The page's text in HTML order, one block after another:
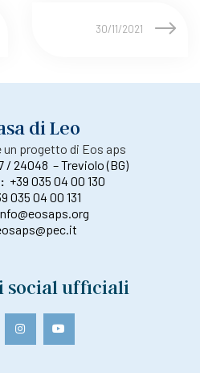
30/11/2021
di Leo
un progetto di Eos aps
/ 24048 – Treviolo (BG)
+39 035 04 00 130
035 04 00 131
social ufficiali